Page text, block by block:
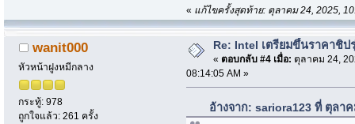
« แก้ไขครั้งสุดท้าย: ตุลาคม 24, 2025,
wanit000
หัวหน้าฝูงหมีกลาง
กระทู้: 978
ถูกใจแล้ว: 261 ครั้ง
Re: Intel เตรียมขึ้นราคาชิป
« ตอบกลับ #4 เมื่อ: ตุลาคม 24,
08:14:05 AM »
อ้างจาก: sariora123 ที่ ตุลา